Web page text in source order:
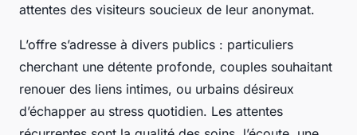
attentes des visiteurs soucieux de leur anonymat.
L’offre s’adresse à divers publics : particuliers
cherchant une détente profonde, couples souhaitant
renouer des liens intimes, ou urbains désireux
d’échapper au stress quotidien. Les attentes